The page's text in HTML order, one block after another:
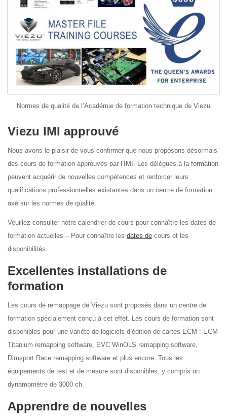
Normes de qualité de l’Académie de formation technique de Viezu
Viezu IMI approuvé
Nous avons le plaisir de vous confirmer que nous proposons désormais
des cours de formation approuvés par l’IMI. Les délégués à la formation
peuvent acquérir de nouvelles compétences et renforcer leurs
qualifications professionnelles existantes dans un centre de formation
axé sur les normes de qualité.
Veuillez consulter notre calendrier de cours pour connaître les dates de
formation actuelles – Pour connaître les dates de cours et les
disponibilités.
Excellentes installations de
formation
Les cours de remappage de Viezu sont proposés dans un centre de
formation spécialement conçu à cet effet. Les cours de formation sont
disponibles pour une variété de logiciels d’édition de cartes ECM : ECM
Titanium remapping software, EVC WinOLS remapping software,
Dimsport Race remapping software et plus encore. Tous les
équipements de test et de mesure sont disponibles, y compris un
dynamomètre de 3000 ch.
Apprendre de nouvelles